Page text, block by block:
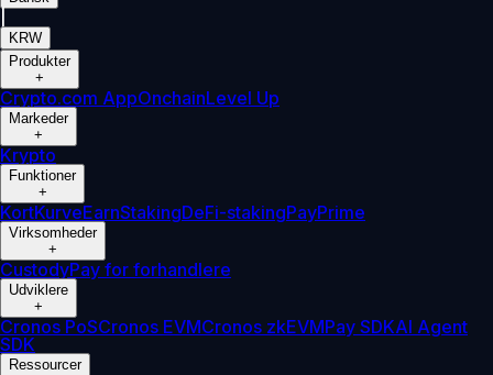
KRW
Produkter
+
Crypto.com AppOnchainLevel Up
Markeder
+
Krypto
Funktioner
+
KortKurveEarnStakingDeFi-stakingPayPrime
Virksomheder
+
CustodyPay for forhandlere
Udviklere
+
Cronos PoSCronos EVMCronos zkEVMPay SDKAI Agent
SDK
Ressourcer